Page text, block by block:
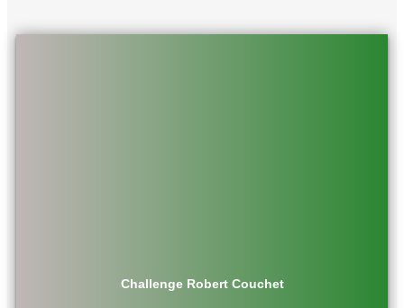
Challenge Robert Couchet